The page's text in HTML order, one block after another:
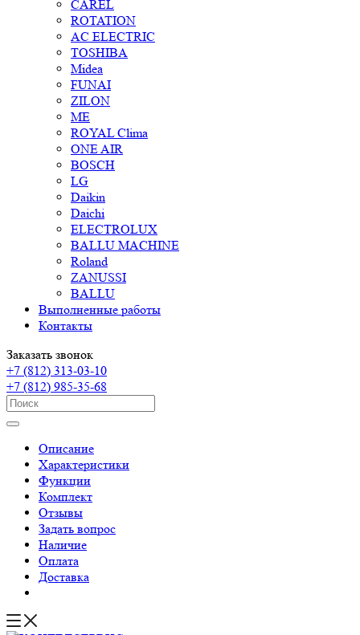
CAREL
ROTATION
AC ELECTRIC
TOSHIBA
Midea
FUNAI
ZILON
ME
ROYAL Clima
ONE AIR
BOSCH
LG
Daikin
Daichi
ELECTROLUX
BALLU MACHINE
Roland
ZANUSSI
BALLU
Выполненные работы
Контакты
Заказать звонок
+7 (812) 313-03-10
+7 (812) 985-35-68
Описание
Характеристики
Функции
Комплект
Отзывы
Задать вопрос
Наличие
Оплата
Доставка